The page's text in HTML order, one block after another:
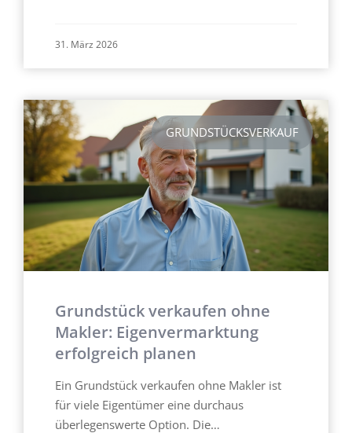
31. März 2026
GRUNDSTÜCKSVERKAUF
Grundstück verkaufen ohne
Makler: Eigenvermarktung
erfolgreich planen
Ein Grundstück verkaufen ohne Makler ist
für viele Eigentümer eine durchaus
überlegenswerte Option. Die…